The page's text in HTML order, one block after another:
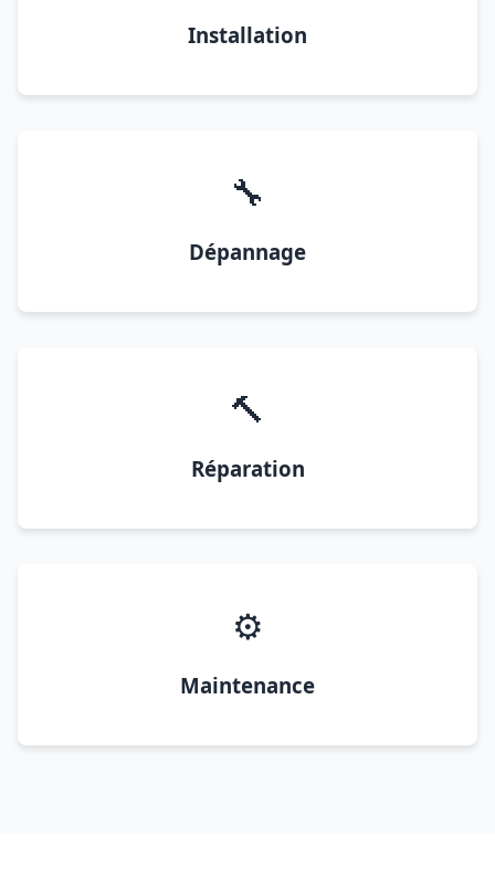
Installation
🔧
Dépannage
🔨
Réparation
⚙️
Maintenance